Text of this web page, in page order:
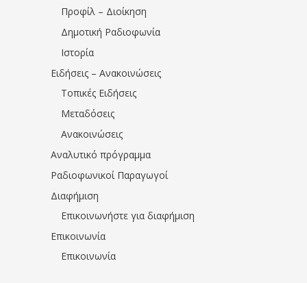
Προφίλ – Διοίκηση
Δημοτική Ραδιοφωνία
Ιστορία
Ειδήσεις – Ανακοινώσεις
Τοπικές Ειδήσεις
Μεταδόσεις
Ανακοινώσεις
Αναλυτικό πρόγραμμα
Ραδιοφωνικοί Παραγωγοί
Διαφήμιση
Επικοινωνήστε για διαφήμιση
Επικοινωνία
Επικοινωνία